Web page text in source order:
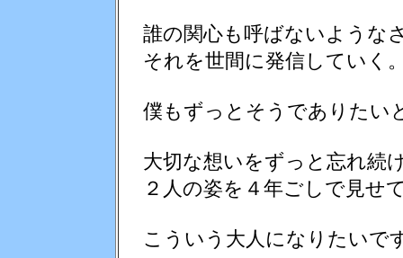
誰の関心も呼ばないような
それを世間に発信していく
僕もずっとそうでありたい
大切な想いをずっと忘れ続
２人の姿を４年ごしで見せ
こういう大人になりたいで